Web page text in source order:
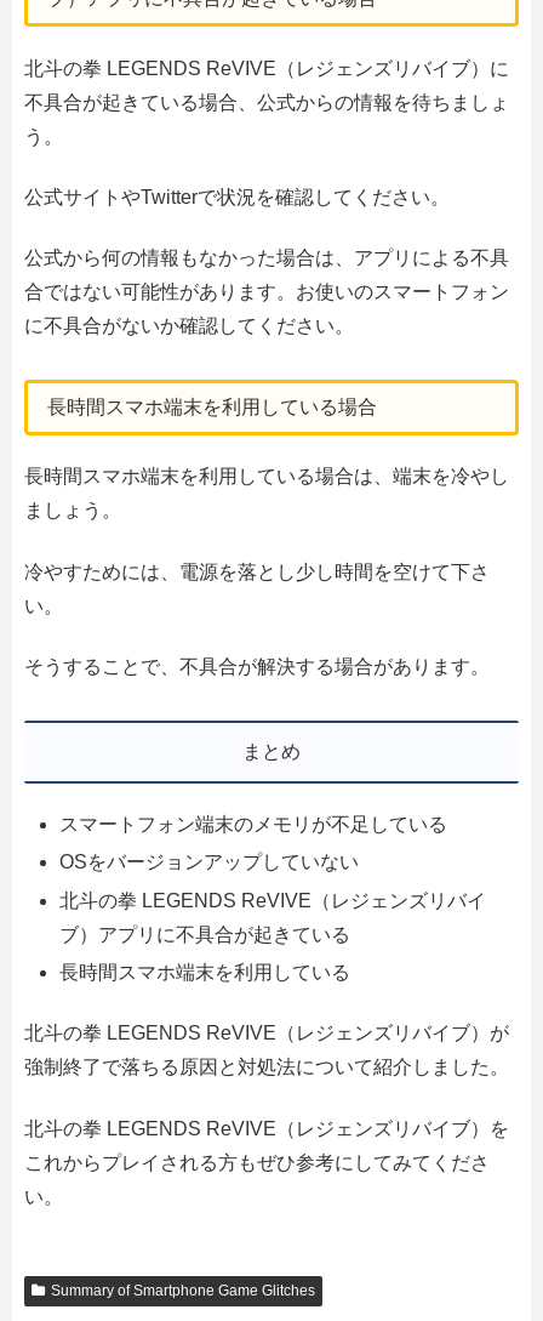
北斗の拳 LEGENDS ReVIVE（レジェンズリバイブ）に
不具合が起きている場合、公式からの情報を待ちましょ
う。
公式サイトやTwitterで状況を確認してください。
公式から何の情報もなかった場合は、アプリによる不具
合ではない可能性があります。お使いのスマートフォン
に不具合がないか確認してください。
長時間スマホ端末を利用している場合
長時間スマホ端末を利用している場合は、端末を冷やし
ましょう。
冷やすためには、電源を落とし少し時間を空けて下さ
い。
そうすることで、不具合が解決する場合があります。
まとめ
スマートフォン端末のメモリが不足している
OSをバージョンアップしていない
北斗の拳 LEGENDS ReVIVE（レジェンズリバイ
ブ）アプリに不具合が起きている
長時間スマホ端末を利用している
北斗の拳 LEGENDS ReVIVE（レジェンズリバイブ）が
強制終了で落ちる原因と対処法について紹介しました。
北斗の拳 LEGENDS ReVIVE（レジェンズリバイブ）を
これからプレイされる方もぜひ参考にしてみてくださ
い。
Summary of Smartphone Game Glitches